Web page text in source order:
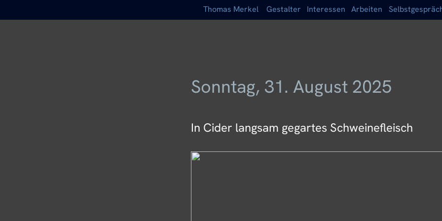
Thomas Merkel Gestalter Interessen Arbeiten
Sonntag, 31. August 2025
In Cider langsam gegartes Schweinefleisch